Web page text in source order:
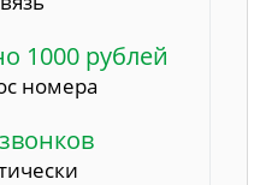
1000 рублей
номера